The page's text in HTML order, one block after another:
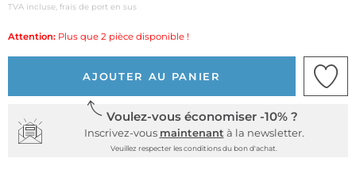
TVA incluse, frais de port en sus
Attention: Plus que 2 pièce disponible !
AJOUTER AU PANIER
Voulez-vous économiser -10% ?
Inscrivez-vous maintenant à la newsletter.
Veuillez respecter les conditions du bon d'achat.